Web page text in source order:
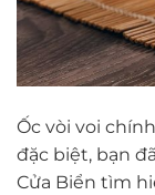
Ốc vòi voi
đặc biệt, bạn
Cửa Biển tìm